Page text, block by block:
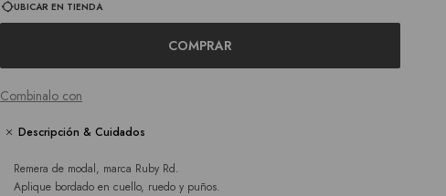
UBICAR EN TIENDA
COMPRAR
Combinalo con
Descripción & Cuidados
Remera de modal, marca Ruby Rd.
Aplique bordado en cuello, ruedo y puños.